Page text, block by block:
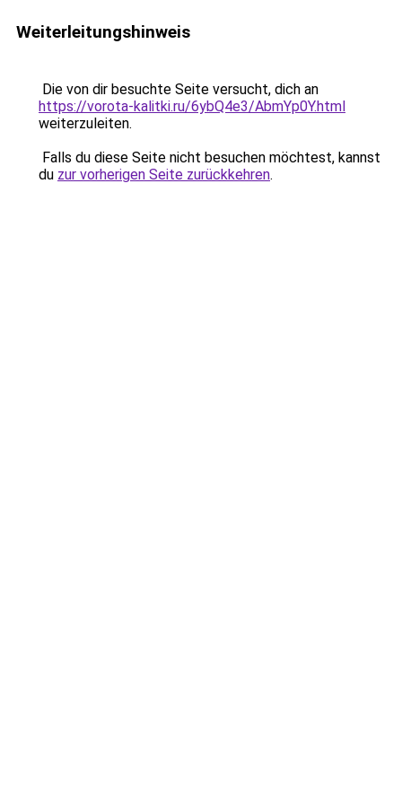
Weiterleitungshinweis
Die von dir besuchte Seite versucht, dich an
https://vorota-kalitki.ru/6ybQ4e3/AbmYp0Y.html
weiterzuleiten.
Falls du diese Seite nicht besuchen möchtest, kannst
du zur vorherigen Seite zurückkehren.